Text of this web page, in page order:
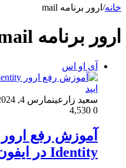
خانه/ ارور برنامه mail
ارور برنامه mail
آی او اس
سعید زارعینمارس 4, 2024
0
Identity در ایفون و ایپد